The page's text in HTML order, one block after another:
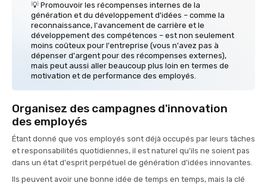
💡 Promouvoir les récompenses internes de la
génération et du développement d'idées – comme la
reconnaissance, l'avancement de carrière et le
développement des compétences – est non seulement
moins coûteux pour l'entreprise (vous n'avez pas à
dépenser d'argent pour des récompenses externes),
mais peut aussi aller beaucoup plus loin en termes de
motivation et de performance des employés.
Organisez des campagnes d'innovation
des employés
Étant donné que vos employés sont déjà occupés par leurs tâches
et responsabilités quotidiennes, il est naturel qu'ils ne soient pas
dans un état d'esprit perpétuel de génération d'idées innovantes.
Ils peuvent avoir une bonne idée de temps en temps, mais la clé